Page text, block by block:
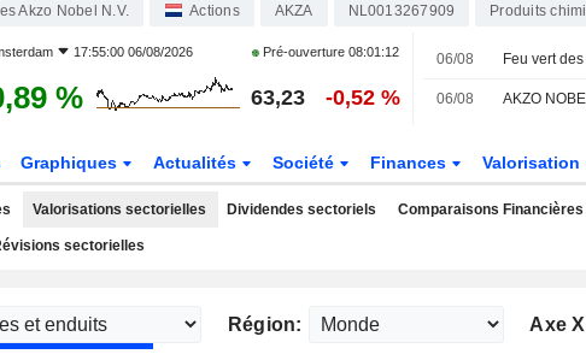
Akzo Nobel N.V. Actions AKZA NL0013267909 Produits
17:55:00 06/08/2026 Pré-ouverture 08:01:12
% 63,23 -0,52 %
06/08
06/08
Graphiques Actualités Société Finances Valorisation
Valorisations sectorielles Dividendes sectoriels Comparaisons Financières
sectorielles
Région: Axe